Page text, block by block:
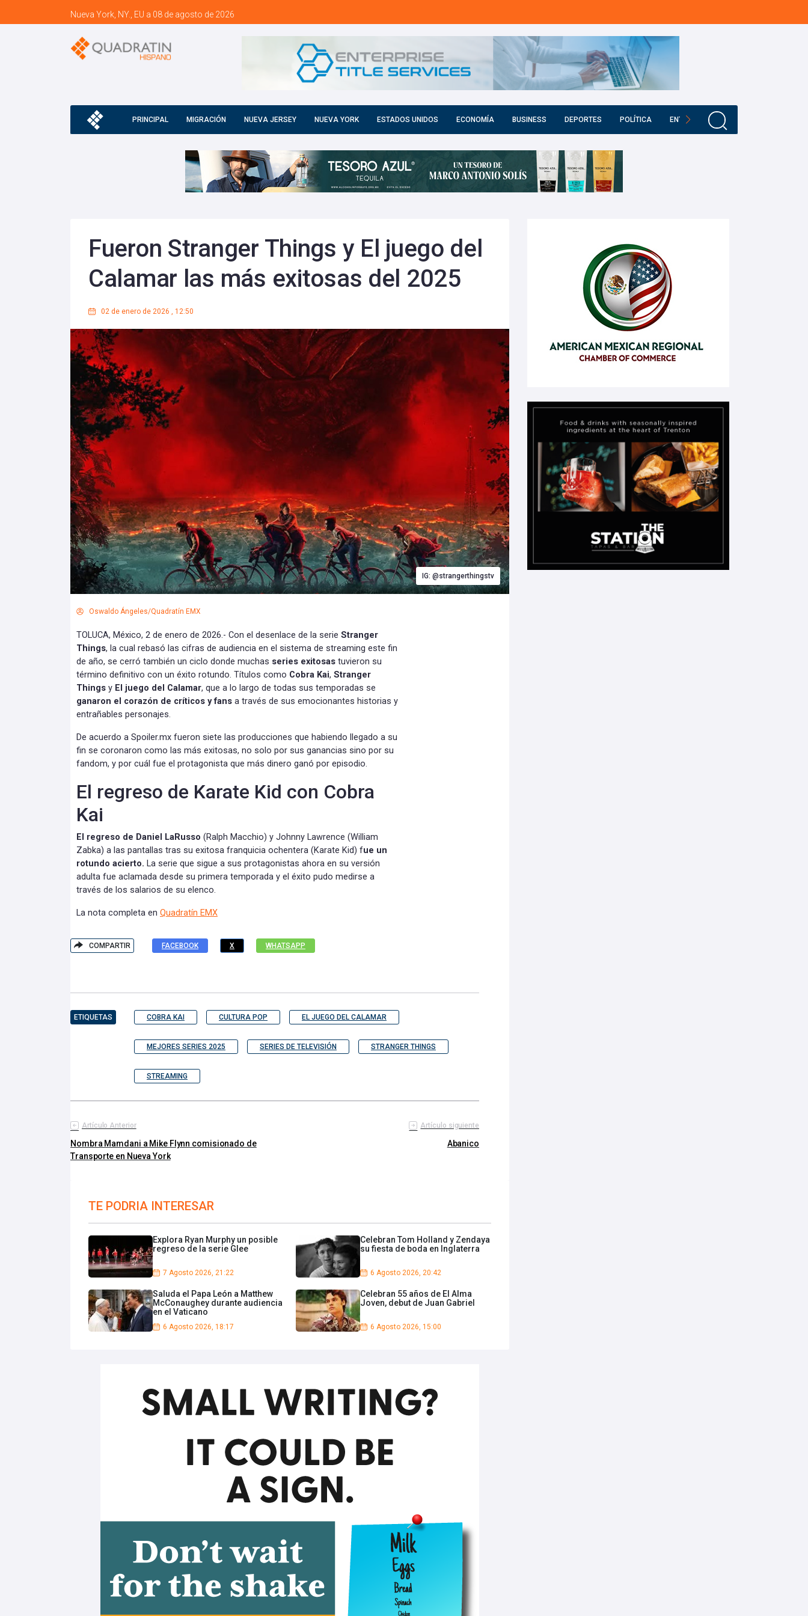
Nueva York, NY., EU a 08 de agosto de 2026
PRINCIPAL MIGRACIÓN NUEVA JERSEY NUEVA YORK ESTADOS UNIDOS ECONOMÍA BUSINESS DEPORTES POLÍTICA ENTRETENIMIENTO
Fueron Stranger Things y El juego del
Calamar las más exitosas del 2025
02 de enero de 2026 , 12:50
IG: @strangerthingstv
Oswaldo Ángeles/Quadratín EMX
TOLUCA, México, 2 de enero de 2026.- Con el desenlace de la serie Stranger
Things, la cual rebasó las cifras de audiencia en el sistema de streaming este fin
de año, se cerró también un ciclo donde muchas series exitosas tuvieron su
término definitivo con un éxito rotundo. Títulos como Cobra Kai, Stranger
Things y El juego del Calamar, que a lo largo de todas sus temporadas se
ganaron el corazón de críticos y fans a través de sus emocionantes historias y
entrañables personajes.
De acuerdo a Spoiler.mx fueron siete las producciones que habiendo llegado a su
fin se coronaron como las más exitosas, no solo por sus ganancias sino por su
fandom, y por cuál fue el protagonista que más dinero ganó por episodio.
El regreso de Karate Kid con Cobra
Kai
El regreso de Daniel LaRusso (Ralph Macchio) y Johnny Lawrence (William
Zabka) a las pantallas tras su exitosa franquicia ochentera (Karate Kid) fue un
rotundo acierto. La serie que sigue a sus protagonistas ahora en su versión
adulta fue aclamada desde su primera temporada y el éxito pudo medirse a
través de los salarios de su elenco.
La nota completa en Quadratín EMX
COMPARTIR FACEBOOK X WHATSAPP
ETIQUETAS COBRA KAI CULTURA POP EL JUEGO DEL CALAMAR
MEJORES SERIES 2025 SERIES DE TELEVISIÓN STRANGER THINGS
STREAMING
Artículo Anterior
Nombra Mamdani a Mike Flynn comisionado de
Transporte en Nueva York
Artículo siguiente
Abanico
TE PODRIA INTERESAR
Explora Ryan Murphy un posible
regreso de la serie Glee
7 Agosto 2026, 21:22
Celebran Tom Holland y Zendaya
su fiesta de boda en Inglaterra
6 Agosto 2026, 20:42
Saluda el Papa León a Matthew
McConaughey durante audiencia
en el Vaticano
6 Agosto 2026, 18:17
Celebran 55 años de El Alma
Joven, debut de Juan Gabriel
6 Agosto 2026, 15:00